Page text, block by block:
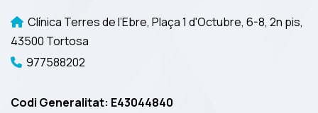
Clínica Terres de l’Ebre, Plaça 1 d'Octubre, 6-8, 2n pis,
43500 Tortosa
977588202
Codi Generalitat: E43044840